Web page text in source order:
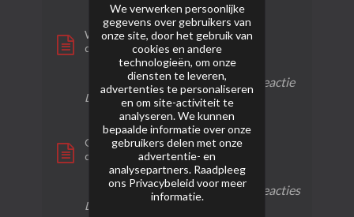
Wave sensation
door
bruijntjeluc
0 reacties 32 weergaven 1 reactie
Laatste bericht 06-02-2024, 00:14
Gold Sensation
door
bruijntjeluc
0 reacties14 weergaven 0 reacties
Laatste bericht
We verwerken persoonlijke
gegevens over gebruikers van
onze site, door het gebruik van
cookies en andere
technologieën, om onze
diensten te leveren,
advertenties te personaliseren
en om site-activiteit te
analyseren. We kunnen
bepaalde informatie over onze
gebruikers delen met onze
advertentie- en
analysepartners. Raadpleeg
ons Privacybeleid voor meer
informatie.